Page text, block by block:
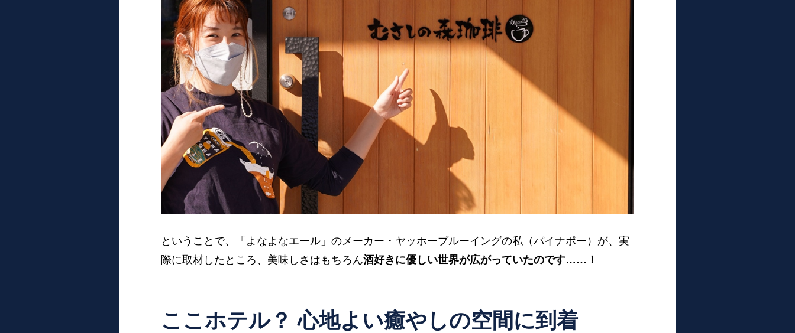
ということで、「よなよなエール」のメーカー・ヤッホーブルーイングの私（パイナポー）が、実
際に取材したところ、美味しさはもちろん酒好きに優しい世界が広がっていたのです……！
ここホテル？ 心地よい癒やしの空間に到着